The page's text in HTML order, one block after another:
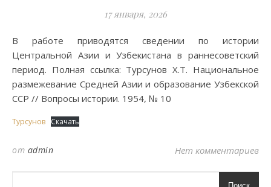
17 января, 2026
В работе приводятся сведении по истории
Центральной Азии и Узбекистана в раннесоветский
период. Полная ссылка: Турсунов Х.Т. Национальное
размежевание Средней Азии и образование Узбекской
ССР // Вопросы истории. 1954, № 10
Турсунов Скачать
от admin Нет комментариев